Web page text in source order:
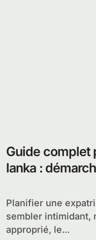
Guide complet
lanka :
Planifier une expatriation au Sri Lanka peut
sembler intimidant,
approprié, le...